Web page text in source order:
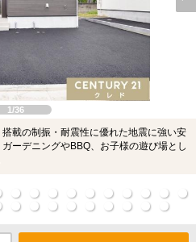
1/36
載の制振・耐震性に優れた地震に強い安
ーデニングやBBQ、お子様の遊び場とし